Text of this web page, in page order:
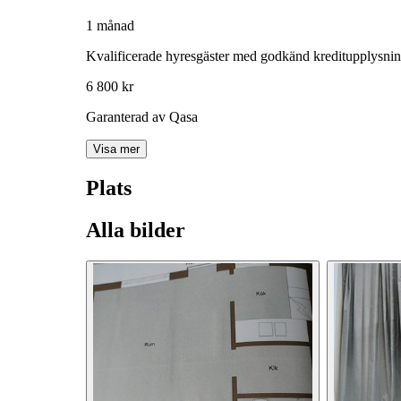
1 månad
Kvalificerade hyresgäster med godkänd
6 800 kr
Garanterad av Qasa
Visa mer
Plats
Alla bilder